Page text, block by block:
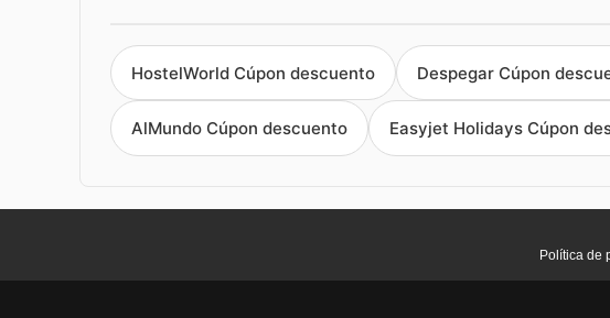
HostelWorld Cúpon descuento Despegar Cúpon
AlMundo Cúpon descuento Easyjet Holidays Cúpon
Política de